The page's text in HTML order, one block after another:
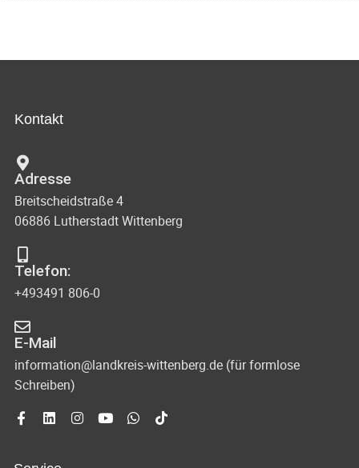
Kontakt
Adresse
Breitscheidstraße 4
06886 Lutherstadt Wittenberg
Telefon:
+493491 806-0
E-Mail
information@landkreis-wittenberg.de (für formlose
Schreiben)